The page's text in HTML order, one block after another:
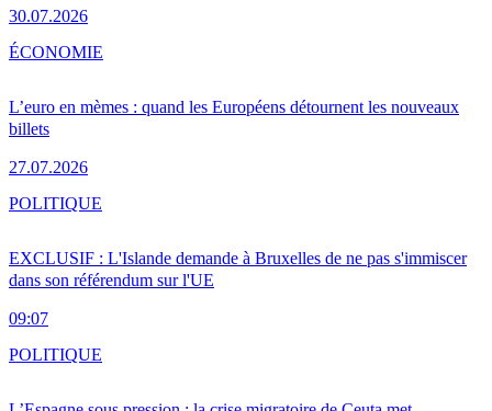
30.07.2026
L’euro en mèmes : quand les Européens détournent les nouveaux
billets
27.07.2026
ÉCONOMIE
EXCLUSIF : L'Islande demande à Bruxelles de ne pas s'immiscer
dans son référendum sur l'UE
09:07
POLITIQUE
POLITIQUE